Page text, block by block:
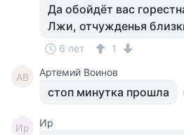
Да обойдёт вас
Лжи, отчужденья
6 лет 1
АВ Артемий Воинов
стоп минутка прошла
Ир Ир